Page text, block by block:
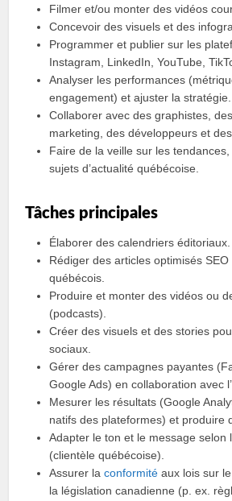
Filmer et/ou monter des vidéos
Concevoir des visuels et des
Programmer et publier sur les
Instagram, LinkedIn, YouTube,
Analyser les performances
engagement) et ajuster la stratégie.
Collaborer avec des graphistes,
marketing, des développeurs et des
Faire de la veille sur les
sujets d’actualité québécoise.
Tâches principales
Élaborer des calendriers éditoriaux.
Rédiger des articles optimisés
québécois.
Produire et monter des vidéos ou
(podcasts).
Créer des visuels et des stories
sociaux.
Gérer des campagnes payantes
Google Ads) en collaboration avec
Mesurer les résultats (Google
natifs des plateformes) et produire
Adapter le ton et le message selon
(clientèle québécoise).
Assurer laconformité aux lois sur
la législation canadienne (p. ex.